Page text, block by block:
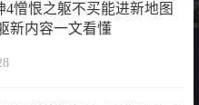
4憎恨之躯不买能进新地图
躯新内容一文看懂